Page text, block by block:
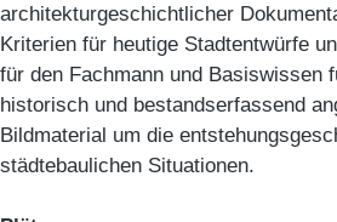
architekturgeschichtlicher
Kriterien für heutige Stadtentwürfe
für den Fachmann und Basiswissen
historisch und bestandserfassend
Bildmaterial um die
städtebaulichen Situationen.